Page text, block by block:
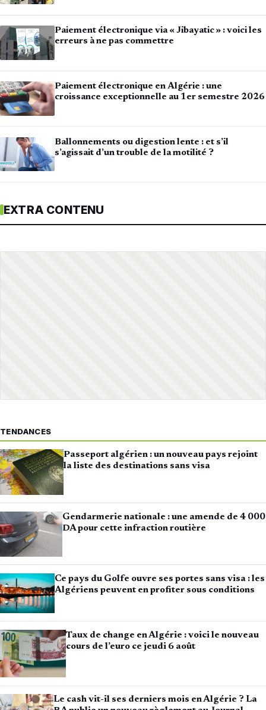
Paiement électronique via « Jibayatic » : voici les
erreurs à ne pas commettre
Paiement électronique en Algérie : une
croissance exceptionnelle au 1er semestre 2026
Ballonnements ou digestion lente : et s’il
s’agissait d’un trouble de la motilité ?
EXTRA CONTENU
TENDANCES
Passeport algérien : un nouveau pays rejoint
la liste des destinations sans visa
Gendarmerie nationale : une amende de 4 000
DA pour cette infraction routière
Ce pays du Golfe ouvre ses portes sans visa : les
Algériens peuvent en profiter sous conditions
Taux de change en Algérie : voici le nouveau
cours de l’euro ce jeudi 6 août
Le cash vit-il ses derniers mois en Algérie ? La